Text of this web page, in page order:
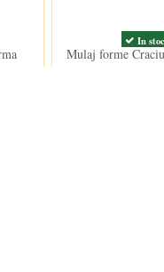
In stoc
Mulaj forme